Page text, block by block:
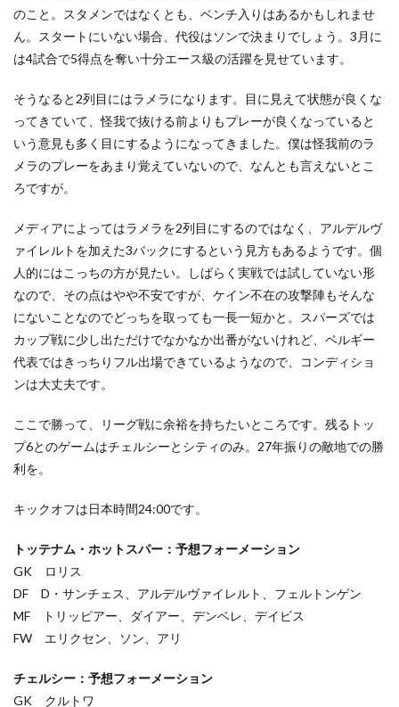
のこと。スタメンではなくとも、ベンチ入りはあるかもしれませ
ん。スタートにいない場合、代役はソンで決まりでしょう。3月に
は4試合で5得点を奪い十分エース級の活躍を見せています。
そうなると2列目にはラメラになります。目に見えて状態が良くな
ってきていて、怪我で抜ける前よりもプレーが良くなっていると
いう意見も多く目にするようになってきました。僕は怪我前のラ
メラのプレーをあまり覚えていないので、なんとも言えないとこ
ろですが。
メディアによってはラメラを2列目にするのではなく、アルデルヴ
ァイレルトを加えた3バックにするという見方もあるようです。個
人的にはこっちの方が見たい。しばらく実戦では試していない形
なので、その点はやや不安ですが、ケイン不在の攻撃陣もそんな
にないことなのでどっちを取っても一長一短かと。スパーズでは
カップ戦に少し出ただけでなかなか出番がないけれど、ベルギー
代表ではきっちりフル出場できているようなので、コンディショ
ンは大丈夫です。
ここで勝って、リーグ戦に余裕を持ちたいところです。残るトッ
プ6とのゲームはチェルシーとシティのみ。27年振りの敵地での勝
利を。
キックオフは日本時間24:00です。
トッテナム・ホットスパー：予想フォーメーション
GK ロリス
DF D・サンチェス、アルデルヴァイレルト、フェルトンゲン
MF トリッピアー、ダイアー、デンベレ、デイビス
FW エリクセン、ソン、アリ
チェルシー：予想フォーメーション
GK クルトワ